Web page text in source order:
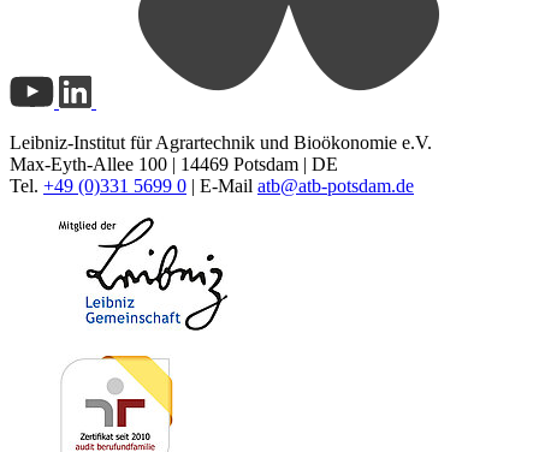
Leibniz-Institut für Agrartechnik und Bioökonomie e.V.
Max-Eyth-Allee 100 | 14469 Potsdam | DE
Tel. +49 (0)331 5699 0 | E-Mail atb@atb-potsdam.de